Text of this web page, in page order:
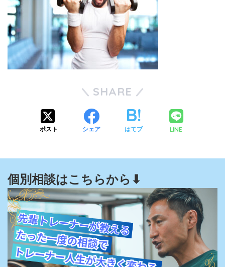
SHARE
ポスト シェア はてブ LINE
個別相談はこちらから⬇︎